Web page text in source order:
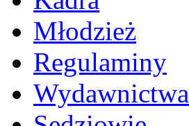
Młodzież
Regulaminy
Wydawnictwa